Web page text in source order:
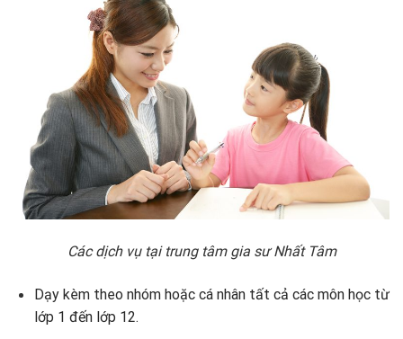
Các dịch vụ tại trung tâm gia sư Nhất Tâm
Dạy kèm theo nhóm hoặc cá nhân tất cả các môn học từ
lớp 1 đến lớp 12.